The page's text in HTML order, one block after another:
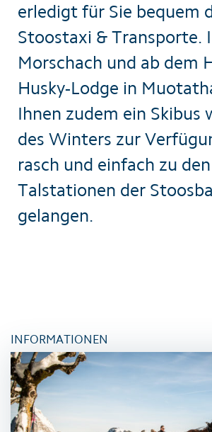
erledigt für Sie bequem
Stoostaxi & Transporte.
Morschach und ab dem
Husky-Lodge in
Ihnen zudem ein Skibus
des Winters zur
rasch und einfach zu den
Talstationen der
gelangen.
INFORMATIONEN